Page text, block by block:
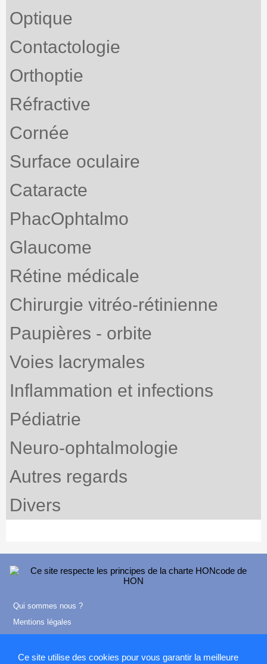
Ce site utilise des cookies pour vous garantir la meilleure
Optique
Contactologie
Orthoptie
Réfractive
Cornée
Surface oculaire
Cataracte
PhacOphtalmo
Glaucome
Rétine médicale
Chirurgie vitréo-rétinienne
Paupières - orbite
Voies lacrymales
Inflammation et infections
Pédiatrie
Neuro-ophtalmologie
Autres regards
Divers
Qui sommes nous ?
Mentions légales